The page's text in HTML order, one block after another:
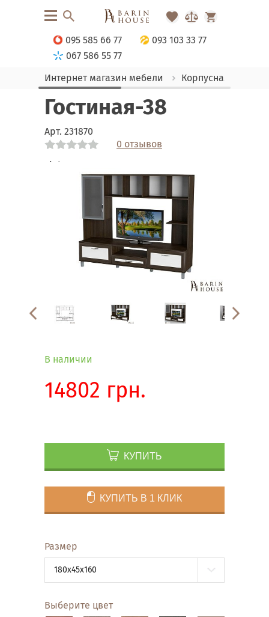
095 585 66 77
093 103 33 77
067 586 55 77
Интернет магазин мебели
Корпусная мебель
Гостиная-38
Арт. 231870
0 отзывов
Link
Link
Link
Link
В наличии
14802 грн.
КУПИТЬ
КУПИТЬ В 1 КЛИК
Размер
180x45x160
Выберите цвет